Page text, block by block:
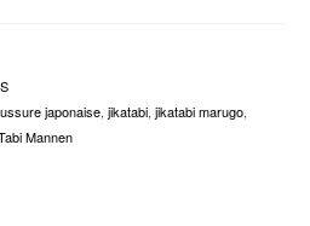
japonaise, jikatabi, jikatabi marugo,
Mannen